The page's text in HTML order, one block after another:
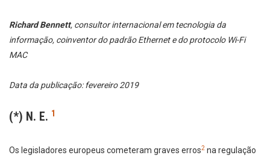
Richard Bennett, consultor internacional em tecnologia da
informação, coinventor do padrão Ethernet e do protocolo Wi-Fi
MAC
Data da publicação: fevereiro 2019
(*) N. E. 1
Os legisladores europeus cometeram graves erros2 na regulação